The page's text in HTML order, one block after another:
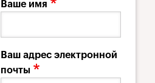
Ваше имя
Ваш адрес электронной
почты